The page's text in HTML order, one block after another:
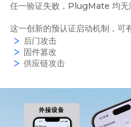
任一验证失败，PlugMate 均无
这一创新的预认证启动机制，可
后门攻击
固件篡改
供应链攻击